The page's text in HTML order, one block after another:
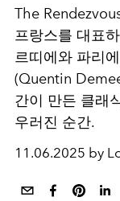
The
프랑스를 대표
르띠에와 파리
(Quentin
간이 만든 클래
우러진 순간.
11.06.2025 by